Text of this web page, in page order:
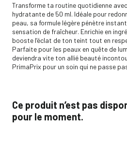
Descripción
Transforme ta routine quotidienne
hydratante de 50 ml. Idéale pour
peau, sa formule légère pénètre
sensation de fraîcheur. Enrichie en
booste l’éclat de ton teint tout en
Parfaite pour les peaux en quête de
deviendra vite ton allié beauté
PrimaPrix pour un soin qui ne passe
Ce produit n’est pas
pour le moment.